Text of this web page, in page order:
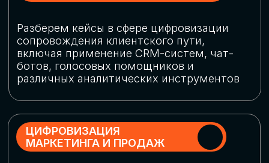
СПИКЕРЫ
СТАТЬ СПИКЕРОМ
В конференции участвовали более 120 спикеров